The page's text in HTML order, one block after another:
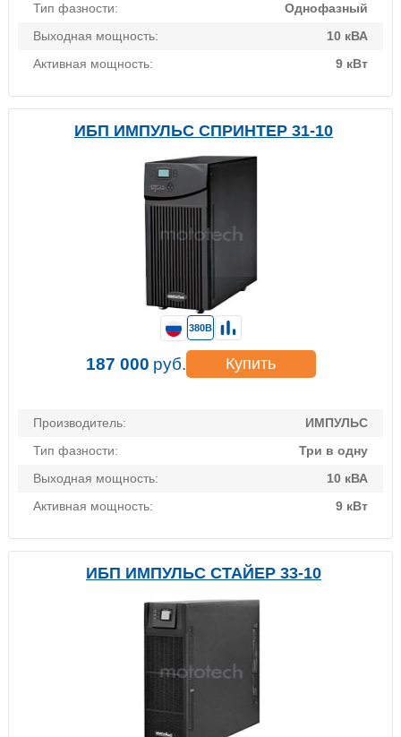
Тип фазности:
Однофазный
Выходная мощность:
10 кВА
Активная мощность:
9 кВт
ИБП ИМПУЛЬС СПРИНТЕР 31-10
Производитель:
ИМПУЛЬС
Тип фазности:
Три в одну
Выходная мощность:
10 кВА
Активная мощность:
9 кВт
380В
187 000 руб. Купить
ИБП ИМПУЛЬС СТАЙЕР 33-10